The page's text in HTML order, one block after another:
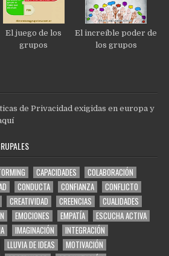
El juego de los
grupos
El increíble poder de
los grupos
de Privacidad exigidas en europa y
CAPACIDADES
COLABORACIÓN
CONDUCTA CONFIANZA
CONFLICTO
CREATIVIDAD CREENCIAS
CUALIDADES
EMOCIONES EMPATÍA
ESCUCHA ACTIVA
IMAGINACIÓN
INTEGRACIÓN
LLUVIA DE IDEAS
MOTIVACIÓN